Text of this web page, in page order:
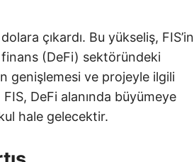
çıkardı. Bu yükseliş, FIS’in
(DeFi) sektöründeki
genişlemesi ve projeyle ilgili
DeFi alanında büyümeye
hale gelecektir.